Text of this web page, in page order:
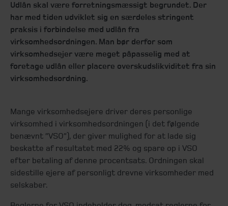
Udlån skal være forretningsmæssigt begrundet. Der
har med tiden udviklet sig en særdeles stringent
praksis i forbindelse med udlån fra
virksomhedsordningen. Man bør derfor som
virksomhedsejer være meget påpasselig med at
foretage udlån eller placere overskudslikviditet fra sin
virksomhedsordning.
Mange virksomhedsejere driver deres personlige
virksomhed i virksomhedsordningen (i det følgende
benævnt ”VSO”), der giver mulighed for at lade sig
beskatte af resultatet med 22% og spare op i VSO
efter betaling af denne procentsats. Ordningen skal
sidestille ejere af personligt drevne virksomheder med
selskaber.